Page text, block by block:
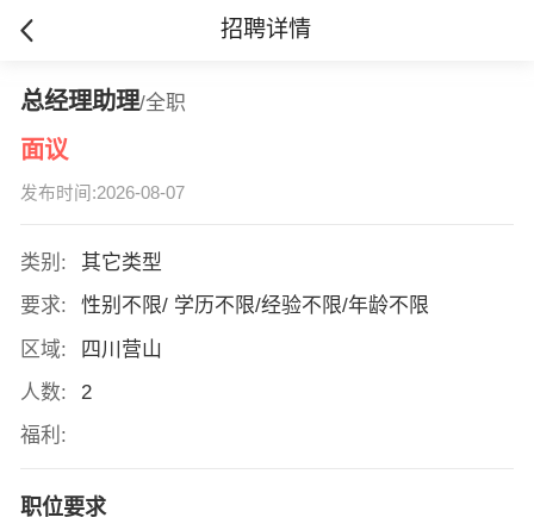
招聘详情
总经理助理/全职
面议
发布时间:2026-08-07
类别:
其它类型
要求:
性别不限/ 学历不限/经验不限/年龄不限
区域:
四川营山
人数:
2
福利:
职位要求